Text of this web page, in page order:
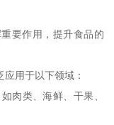
要作用，提升食品的
用于以下领域：
肉类、海鲜、干果、